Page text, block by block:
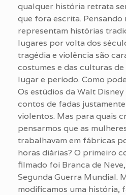
qualquer história retrata
que fora escrita. Pensando
representam histórias
lugares por volta dos
tragédia e violência são
costumes e das culturas
lugar e período. Como
Os estúdios da Walt
contos de fadas
violentos. Mas para quais
pensarmos que as
trabalhavam em fábricas
horas diárias? O primeiro
filmado foi Branca de
Segunda Guerra Mundial.
modificamos uma história,